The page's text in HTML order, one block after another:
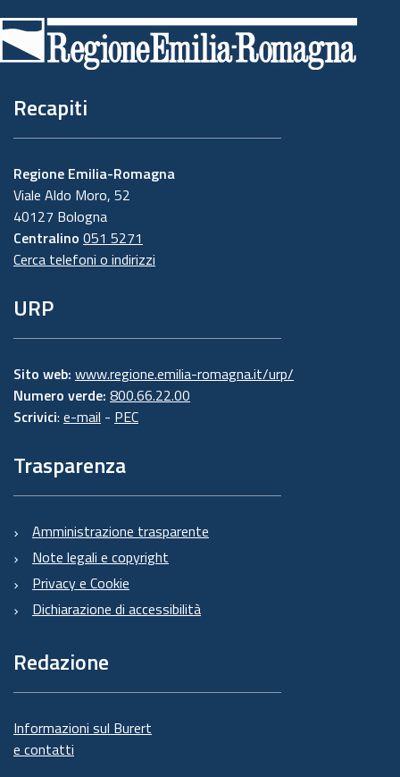
di
pagina
Recapiti
Regione Emilia-Romagna
Viale Aldo Moro, 52
40127 Bologna
Centralino 051 5271
Cerca telefoni o indirizzi
URP
Sito web: www.regione.emilia-romagna.it/urp/
Numero verde: 800.66.22.00
Scrivici: e-mail - PEC
Trasparenza
Amministrazione trasparente
Note legali e copyright
Privacy e Cookie
Dichiarazione di accessibilità
Redazione
Informazioni sul Burert
e contatti